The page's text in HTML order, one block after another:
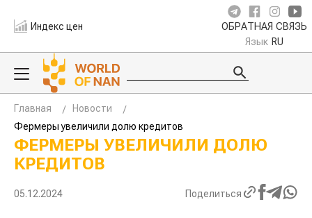
Индекс цен ОБРАТНАЯ СВЯЗЬ
Язык RU
Главная
Новости
Фермеры увеличили долю кредитов
ФЕРМЕРЫ УВЕЛИЧИЛИ ДОЛЮ
КРЕДИТОВ
05.12.2024 Поделиться